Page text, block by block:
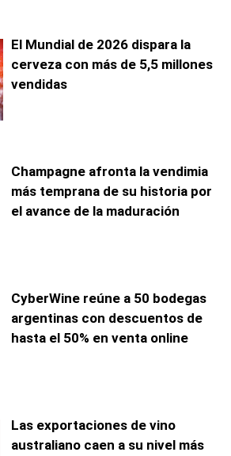
El Mundial de 2026 dispara la
cerveza con más de 5,5 millones
vendidas
Champagne afronta la vendimia
más temprana de su historia por
el avance de la maduración
CyberWine reúne a 50 bodegas
argentinas con descuentos de
hasta el 50% en venta online
Las exportaciones de vino
australiano caen a su nivel más